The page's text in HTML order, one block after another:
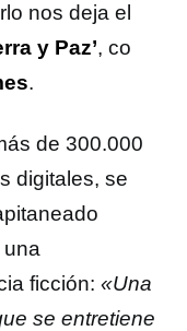
nos deja el
y Paz’, co
.
de 300.000
digitales, se
ficción: «Una
se entretiene